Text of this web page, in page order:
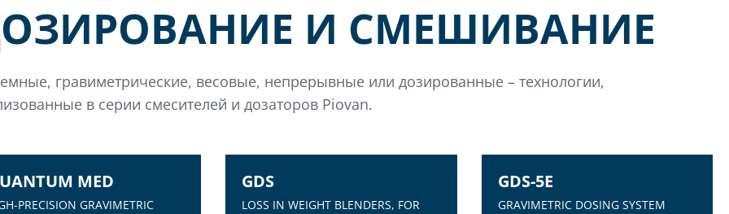
И СМЕШИВАНИЕ
гравиметрические, весовые, непрерывные или дозированные – технологии,
в серии смесителей и дозаторов Piovan.
MED
PRECISION GRAVIMETRIC
GDS
LOSS IN WEIGHT BLENDERS, FOR
GDS-5E
GRAVIMETRIC DOSING SYSTEM